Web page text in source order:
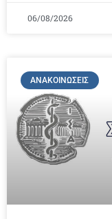
06/08/2026
ΑΝΑΚΟΙΝΏΣΕΙΣ